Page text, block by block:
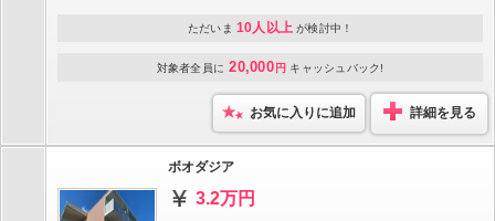
ただいま 10人以上 が検討中！
対象者全員に 20,000 円 キャッシュバック!
お気に入りに追加 詳細を見る
ボオダジア
3.2万円